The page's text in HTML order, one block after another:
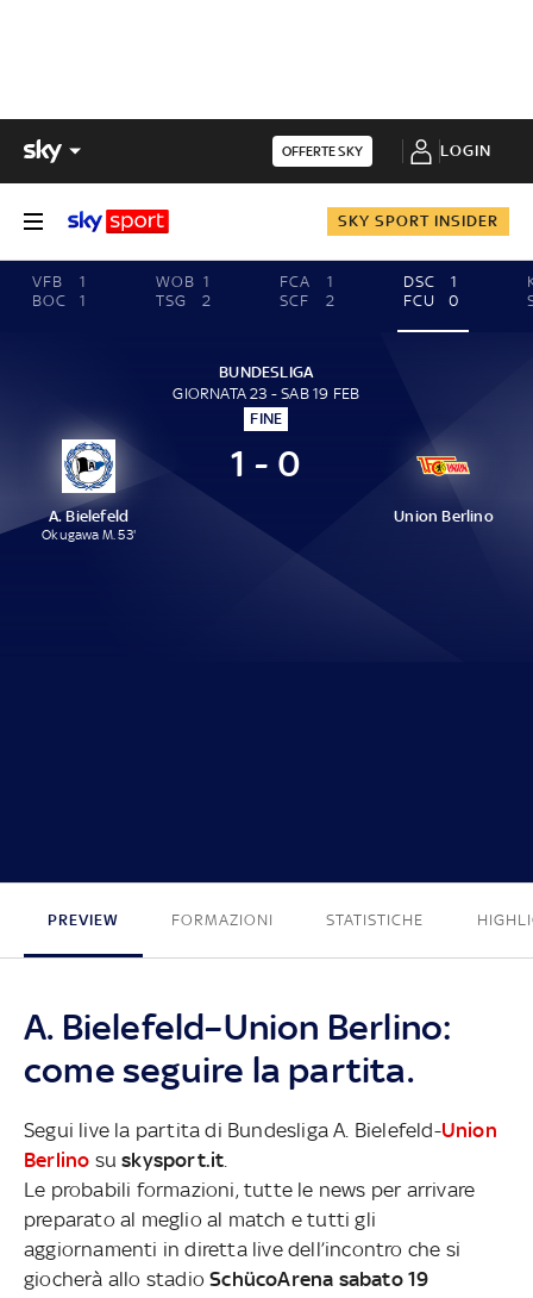
OFFERTE SKY LOGIN
SKY SPORT INSIDER
VFB
1
BOC
1
WOB 1
TSG
2
FCA
1
SCF
2
DSC
1
FCU
0
BUNDESLIGA
GIORNATA 23 - SAB 19 FEB
FINE
A. Bielefeld
Okugawa M. 53'
1 - 0
Union Berlino
PREVIEW FORMAZIONI STATISTICHE
A. Bielefeld–Union Berlino:
come seguire la partita.
Segui live la partita di Bundesliga A. Bielefeld-Union
Berlino suskysport.it
Le probabili formazioni, tutte le news per arrivare
preparato al meglio al match e tutti gli
aggiornamenti in diretta live dell’incontro che si
giocherà allo stadioSchücoArena sabato 19